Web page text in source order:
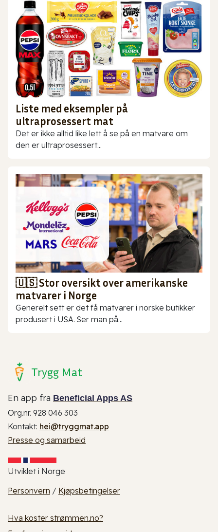
Liste med eksempler på
ultraprosessert mat
Det er ikke alltid like lett å se på en matvare om
den er ultraprosessert...
🇺🇸 Stor oversikt over amerikanske
matvarer i Norge
Generelt sett er det få matvarer i norske butikker
produsert i USA. Ser man på...
Trygg Mat
En app fra Beneficial Apps AS
Org.nr. 928 046 303
Kontakt: hei@tryggmat.app
Presse og samarbeid
Utviklet i Norge
Personvern / Kjøpsbetingelser
Hva koster strømmen.no?